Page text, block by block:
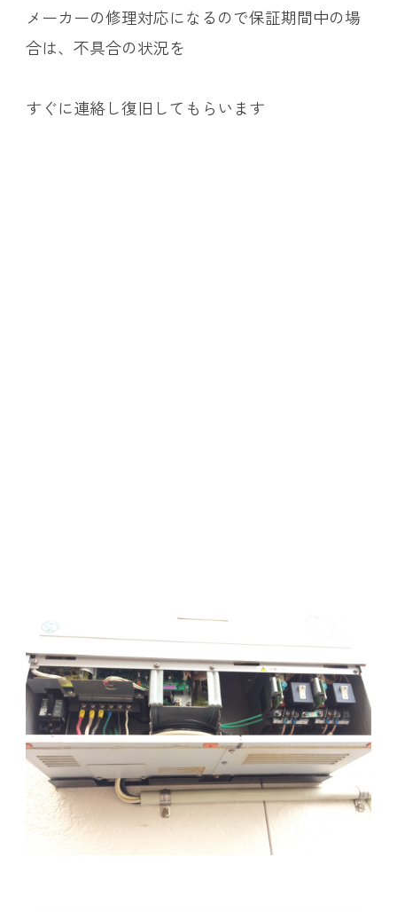
メーカーの修理対応になるので保証期間中の場
合は、不具合の状況を
すぐに連絡し復旧してもらいます